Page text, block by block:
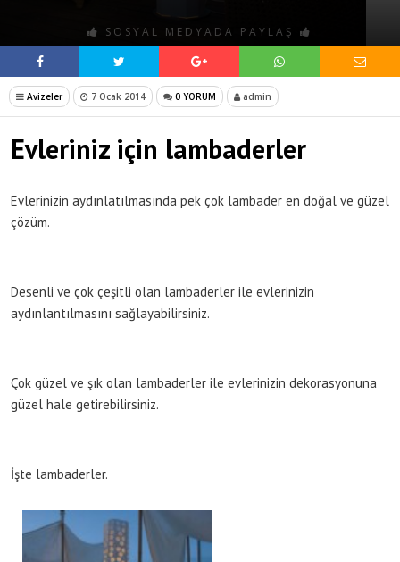
SOSYAL MEDYADA PAYLAŞ
Avizeler 7 Ocak 2014 0 YORUM admin
Evleriniz için lambaderler
Evlerinizin aydınlatılmasında pek çok lambader en doğal ve güzel
çözüm.
Desenli ve çok çeşitli olan lambaderler ile evlerinizin
aydınlantılmasını sağlayabilirsiniz.
Çok güzel ve şık olan lambaderler ile evlerinizin dekorasyonuna
güzel hale getirebilirsiniz.
İşte lambaderler.